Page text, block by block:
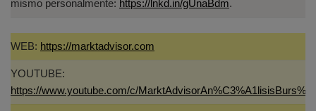
mismo personalmente: https://lnkd.in/gUnaBdm.
WEB: https://marktadvisor.com
YOUTUBE:
https://www.youtube.com/c/